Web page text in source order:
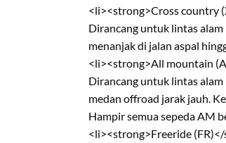
<li><strong>Cross country
Dirancang untuk lintas alam
menanjak di jalan aspal
<li><strong>All mountain
Dirancang untuk lintas
medan offroad jarak jauh.
Hampir semua sepeda AM
<li><strong>Freeride